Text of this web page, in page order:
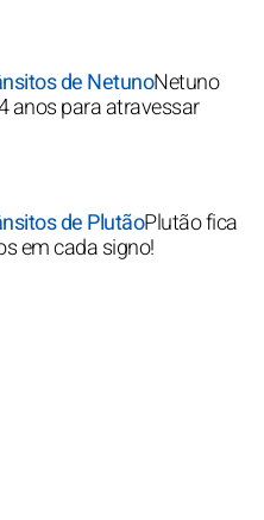
de NetunoNetuno
anos para atravessar
de PlutãoPlutão fica
em cada signo!